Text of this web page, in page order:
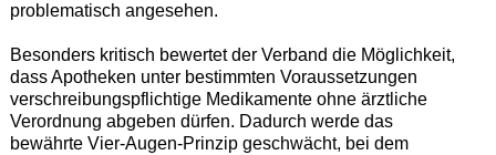
problematisch angesehen.
Besonders kritisch bewertet der Verband die Möglichkeit,
dass Apotheken unter bestimmten Voraussetzungen
verschreibungspflichtige Medikamente ohne ärztliche
Verordnung abgeben dürfen. Dadurch werde das
bewährte Vier-Augen-Prinzip geschwächt, bei dem